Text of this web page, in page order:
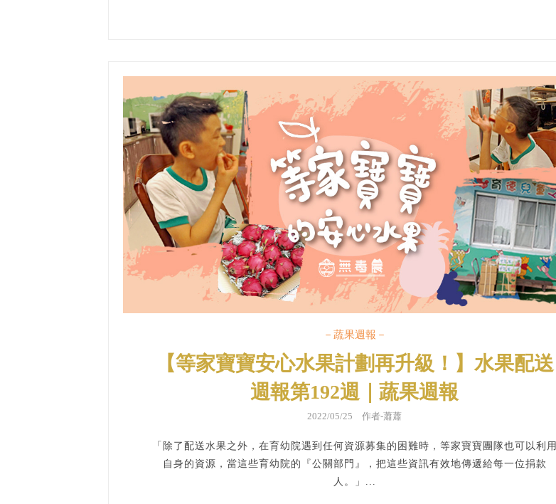
－蔬果週報－
【等家寶寶安心水果計劃再升級！】水果配送
週報第192週｜蔬果週報
2022/05/25 作者-蕭蕭
「除了配送水果之外，在育幼院遇到任何資源募集的困難時，等家寶寶團隊也可以利用
自身的資源，當這些育幼院的『公關部門』，把這些資訊有效地傳遞給每一位捐款
人。」...